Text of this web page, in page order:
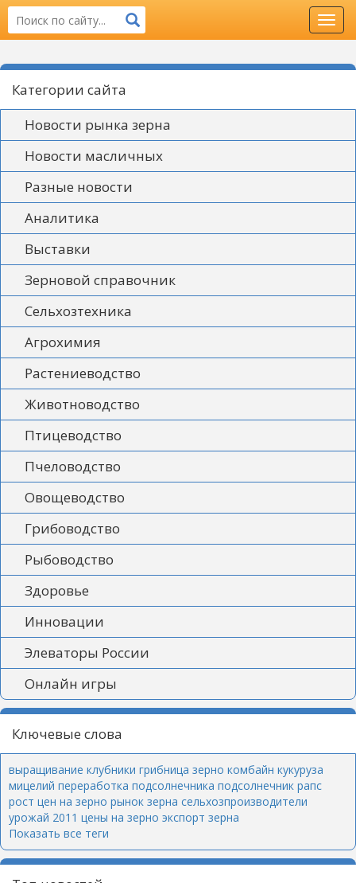
Категории сайта
Новости рынка зерна
Новости масличных
Разные новости
Аналитика
Выставки
Зерновой справочник
Сельхозтехника
Агрохимия
Растениеводство
Животноводство
Птицеводство
Пчеловодство
Овощеводство
Грибоводство
Рыбоводство
Здоровье
Инновации
Элеваторы России
Онлайн игры
Ключевые слова
выращивание клубники грибница зерно комбайн кукуруза
мицелий переработка подсолнечника подсолнечник рапс
рост цен на зерно рынок зерна сельхозпроизводители
урожай 2011 цены на зерно экспорт зерна
Показать все теги